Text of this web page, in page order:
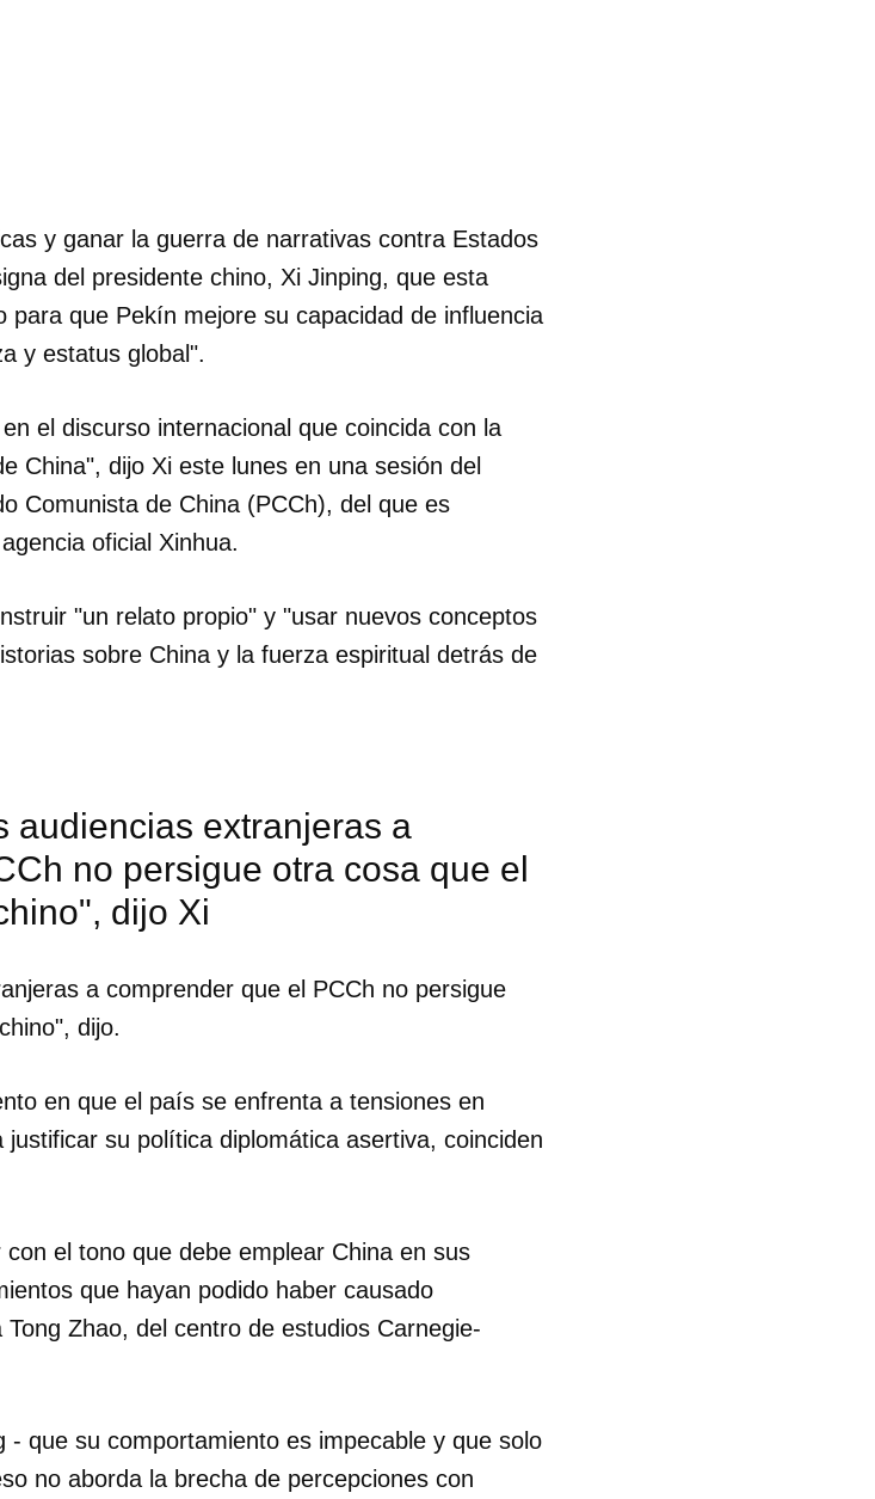
primero has de iniciar sesión con tu
y ganar la guerra de narrativas contra Estados
del presidente chino, Xi Jinping, que esta
para que Pekín mejore su capacidad de influencia
y estatus global".
el discurso internacional que coincida con la
China", dijo Xi este lunes en una sesión del
Comunista de China (PCCh), del que es
oficial Xinhua.
"un relato propio" y "usar nuevos conceptos
sobre China y la fuerza espiritual detrás de
audiencias extranjeras a
no persigue otra cosa que el
dijo Xi
a comprender que el PCCh no persigue
dijo.
en que el país se enfrenta a tensiones en
su política diplomática asertiva, coinciden
el tono que debe emplear China en sus
que hayan podido haber causado
Zhao, del centro de estudios Carnegie-
que su comportamiento es impecable y que solo
no aborda la brecha de percepciones con